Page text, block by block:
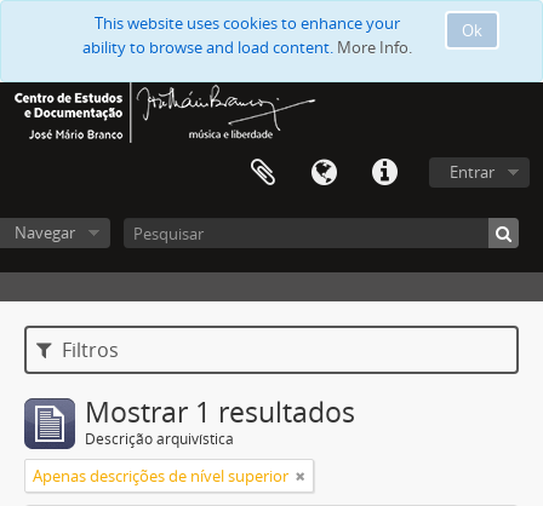
Ok
This website uses cookies to enhance your
ability to browse and load content. More Info.
Entrar
Navegar
Filtros
Mostrar 1 resultados
Descrição arquivística
Apenas descrições de nível superior